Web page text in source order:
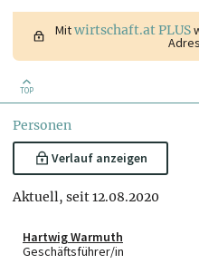
Mitwirtschaft.at PLUS
TOP
Personen
Verlauf anzeigen
Aktuell, seit 12.08.2020
Hartwig Warmuth
Geschäftsführer/in